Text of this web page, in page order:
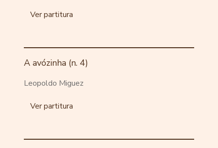
Ver partitura
A avózinha (n. 4)
Leopoldo Miguez
Ver partitura